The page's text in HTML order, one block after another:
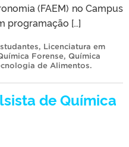
(FAEM) no Campus
programação […]
, Licenciatura em
Forense, Química
de Alimentos.
de Química